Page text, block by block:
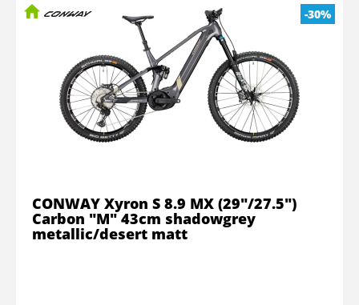
-30%
CONWAY Xyron S 8.9 MX (29"/27.5")
Carbon "M" 43cm shadowgrey
metallic/desert matt